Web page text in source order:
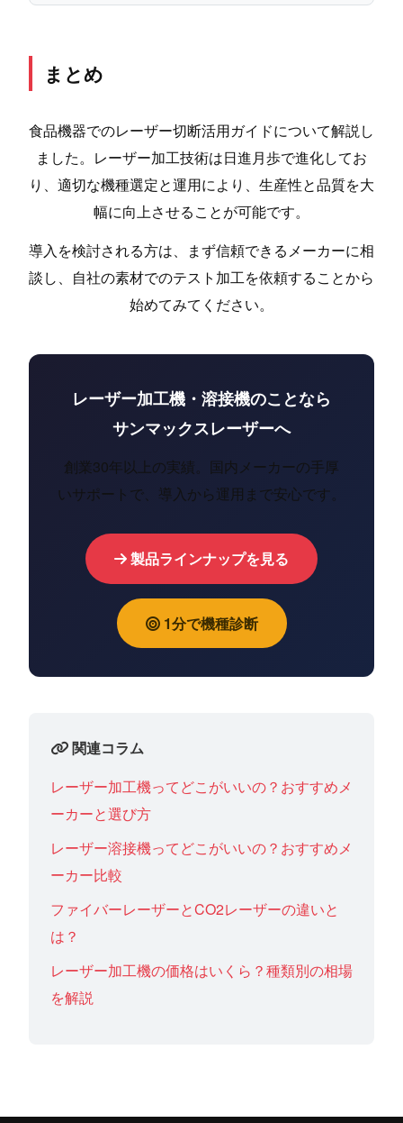
まとめ
食品機器でのレーザー切断活用ガイドについて解説し
ました。レーザー加工技術は日進月歩で進化してお
り、適切な機種選定と運用により、生産性と品質を大
幅に向上させることが可能です。
導入を検討される方は、まず信頼できるメーカーに相
談し、自社の素材でのテスト加工を依頼することから
始めてみてください。
レーザー加工機・溶接機のことなら
サンマックスレーザーへ
創業30年以上の実績。国内メーカーの手厚
いサポートで、導入から運用まで安心です。
製品ラインナップを見る
1分で機種診断
関連コラム
レーザー加工機ってどこがいいの？おすすめメ
ーカーと選び方
レーザー溶接機ってどこがいいの？おすすめメ
ーカー比較
ファイバーレーザーとCO2レーザーの違いと
は？
レーザー加工機の価格はいくら？種類別の相場
を解説